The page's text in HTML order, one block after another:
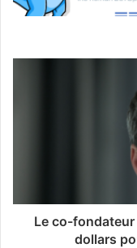
Le co-
dollars